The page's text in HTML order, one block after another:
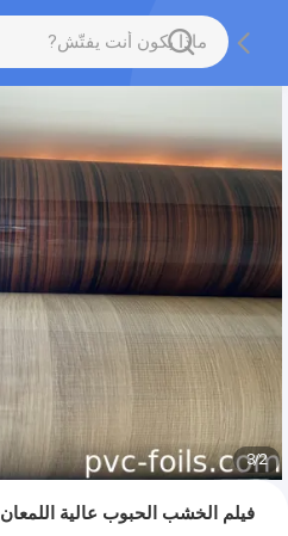
2
/
3
فيلم الخشب الحبوب عالية اللمعان PVC للأثاث والديكور